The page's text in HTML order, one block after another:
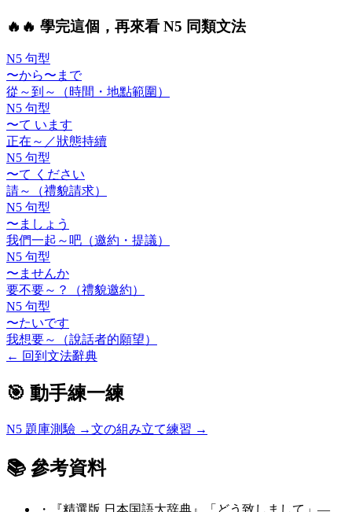
🔥 🔥 學完這個，再來看 N5 同類文法
N5 句型
〜から〜まで
從～到～（時間・地點範圍）
N5 句型
〜て います
正在～／狀態持續
N5 句型
〜て ください
請～（禮貌請求）
N5 句型
〜ましょう
我們一起～吧（邀約・提議）
N5 句型
〜ませんか
要不要～？（禮貌邀約）
N5 句型
〜たいです
我想要～（說話者的願望）
← 回到文法辭典
🎯 動手練一練
N5 題庫測驗 →文の組み立て練習 →
📚 參考資料
・
『精選版 日本国語大辞典』「どう致しまして」—